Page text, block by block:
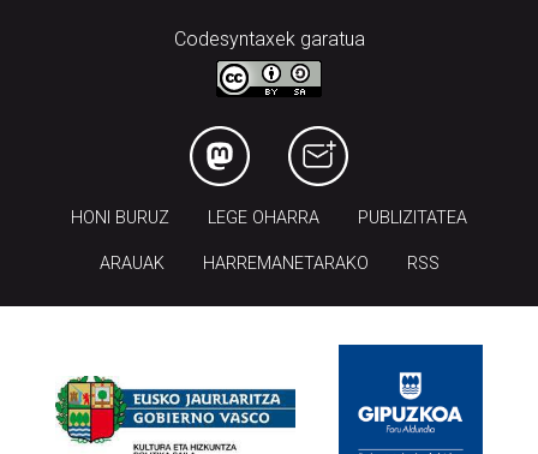
LEGE OHARRA
ARAUAK HARREMANETARAKO RSS